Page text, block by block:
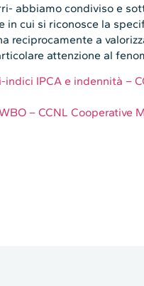
abbiamo condiviso e
in cui si riconosce la
reciprocamente a
attenzione al
IPCA e indennità –
– CCNL Cooperative